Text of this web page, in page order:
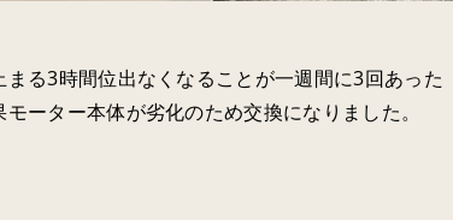
まる3時間位出なくなることが一週間に3回あった
ーター本体が劣化のため交換になりました。